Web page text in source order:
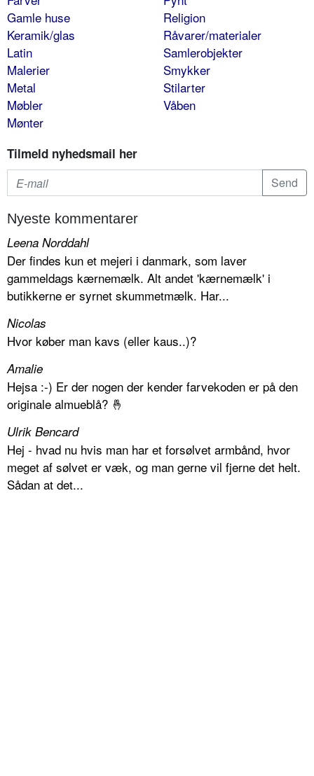
Gamle huse
Keramik/glas
Latin
Malerier
Metal
Møbler
Mønter
Religion
Råvarer/materialer
Samlerobjekter
Smykker
Stilarter
Våben
Tilmeld nyhedsmail her
Nyeste kommentarer
Leena Norddahl
Der findes kun et mejeri i danmark, som laver
gammeldags kærnemælk. Alt andet 'kærnemælk' i
butikkerne er syrnet skummetmælk. Har...
Nicolas
Hvor køber man kavs (eller kaus..)?
Amalie
Hejsa :-) Er der nogen der kender farvekoden er på den
originale almueblå? 🤞
Ulrik Bencard
Hej - hvad nu hvis man har et forsølvet armbånd, hvor
meget af sølvet er væk, og man gerne vil fjerne det helt.
Sådan at det...